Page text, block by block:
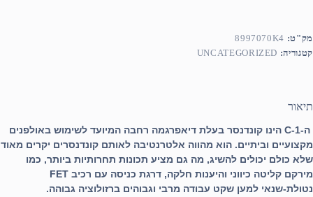
מק"ט: 8997070K4
קטגוריה: UNCATEGORIZED
תיאור
ה-C-1 הינו קונדנסר בעלת דיאפרגמה רחבה המיועד לשימוש באולפנים
מקצועיים וביתיים. הוא מהווה אלטרנטיבה לאותם קונדנסרים יקרים מאוד
שלא כולם יכולים להשיג, מה גם מציע תכונות תחרותיות ביותר, כמו
מירקם קליטה כיווני והיענות חלקה, דרגת כניסה עם רכיב FET
נטולת-שנאי למען שקט עבודה מרבי וגבוהים ברזולוציה גבוהה.